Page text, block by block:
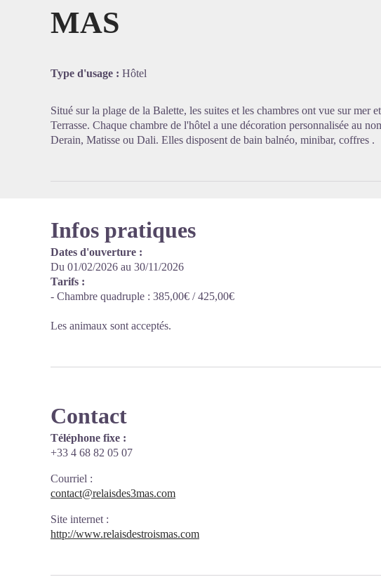
MAS
Type d'usage : Hôtel
Situé sur la plage de la Balette, les suites et les chambres ont vue sur mer
Terrasse. Chaque chambre de l'hôtel a une décoration personnalisée au
Derain, Matisse ou Dali. Elles disposent de bain balnéo, minibar, coffres .
Infos pratiques
Dates d'ouverture :
Du 01/02/2026 au 30/11/2026
Tarifs :
- Chambre quadruple : 385,00€ / 425,00€
Les animaux sont acceptés.
Contact
Téléphone fixe :
+33 4 68 82 05 07
Courriel :
contact@relaisdes3mas.com
Site internet :
http://www.relaisdestroismas.com